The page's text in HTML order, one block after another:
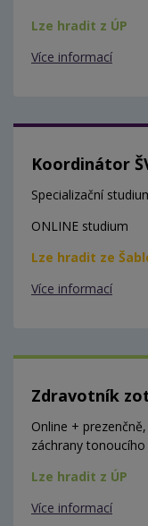
Lze hradit z ÚP
Více informací
Koordinátor
Specializační
ONLINE studium
Lze hradit ze
Více informací
Zdravotník
Online +
záchrany tonoucího
Lze hradit z ÚP
Více informací